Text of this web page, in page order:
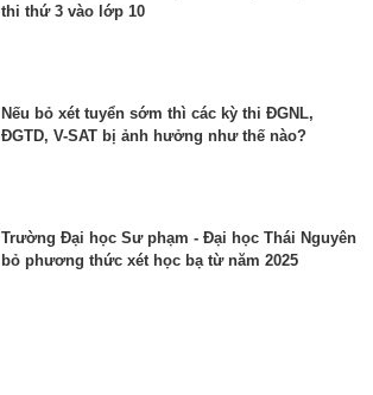
thi thứ 3 vào lớp 10
Nếu bỏ xét tuyển sớm thì các kỳ thi ĐGNL,
ĐGTD, V-SAT bị ảnh hưởng như thế nào?
Trường Đại học Sư phạm - Đại học Thái Nguyên
bỏ phương thức xét học bạ từ năm 2025